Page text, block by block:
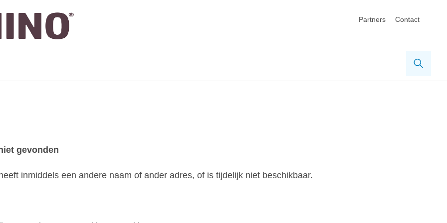
Partners Contact
Zoek
gevonden
inmiddels een andere naam of ander adres, of is tijdelijk niet beschikbaar.